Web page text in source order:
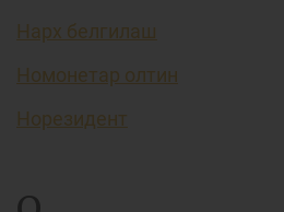
Нарх белгилаш
Номонетар олтин
Норезидент